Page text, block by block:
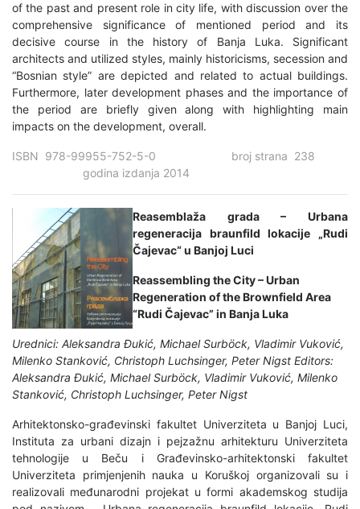
of the past and present role in city life, with discussion over the
comprehensive significance of mentioned period and its
decisive course in the history of Banja Luka. Significant
architects and utilized styles, mainly historicisms, secession and
“Bosnian style” are depicted and related to actual buildings.
Furthermore, later development phases and the importance of
the period are briefly given along with highlighting main
impacts on the development, overall.
ISBN 978-99955-752-5-0 broj strana 238
godina izdanja 2014
Reasemblaža grada – Urbana
regeneracija braunfild lokacije „Rudi
Čajevac“ u Banjoj Luci
Reassembling the City – Urban
Regeneration of the Brownfield Area
“Rudi Čajevac” in Banja Luka
Urednici: Aleksandra Đukić, Michael Surböck, Vladimir Vuković,
Milenko Stanković, Christoph Luchsinger, Peter Nigst Editors:
Aleksandra Đukić, Michael Surböck, Vladimir Vuković, Milenko
Stanković, Christoph Luchsinger, Peter Nigst
Arhitektonsko-građevinski fakultet Univerziteta u Banjoj Luci,
Instituta za urbani dizajn i pejzažnu arhitekturu Univerziteta
tehnologije u Beču i Građevinsko-arhitektonski fakultet
Univerziteta primjenjenih nauka u Koruškoj organizovali su i
realizovali međunarodni projekat u formi akademskog studija